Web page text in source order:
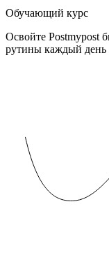
Обучающий курс
Освойте Postmypost
рутины каждый день